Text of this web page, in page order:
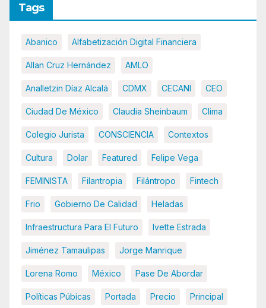
Tags
Abanico Alfabetización Digital Financiera
Allan Cruz Hernández AMLO
Analletzin Díaz Alcalá CDMX CECANI CEO
Ciudad De México Claudia Sheinbaum Clima
Colegio Jurista CONSCIENCIA Contextos
Cultura Dolar Featured Felipe Vega
FEMINISTA Filantropia Filántropo Fintech
Frio Gobierno De Calidad Heladas
Infraestructura Para El Futuro Ivette Estrada
Jiménez Tamaulipas Jorge Manrique
Lorena Romo México Pase De Abordar
Políticas Púbicas Portada Precio Principal